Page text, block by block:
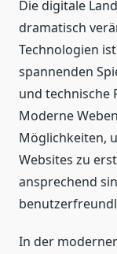
Die digitale
dramatisch
Technologien
spannenden
und technische
Moderne
Möglichkeiten,
Websites zu
ansprechend
In der